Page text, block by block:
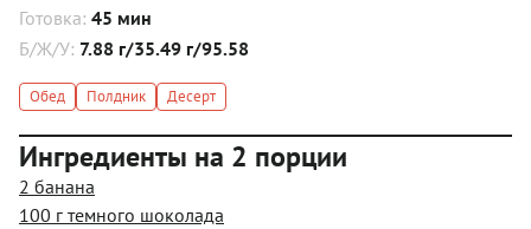
Готовка: 45 мин
Б/Ж/У: 7.88 г/35.49 г/95.58
Обед Полдник Десерт
Ингредиенты на 2 порции
2 банана
100 г темного шоколада